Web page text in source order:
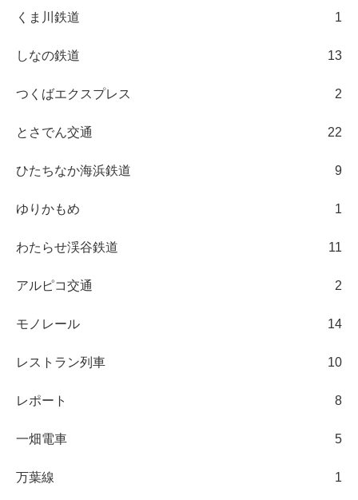
くま川鉄道 1
しなの鉄道 13
つくばエクスプレス 2
とさでん交通 22
ひたちなか海浜鉄道 9
ゆりかもめ 1
わたらせ渓谷鉄道 11
アルピコ交通 2
モノレール 14
レストラン列車 10
レポート 8
一畑電車 5
万葉線 1